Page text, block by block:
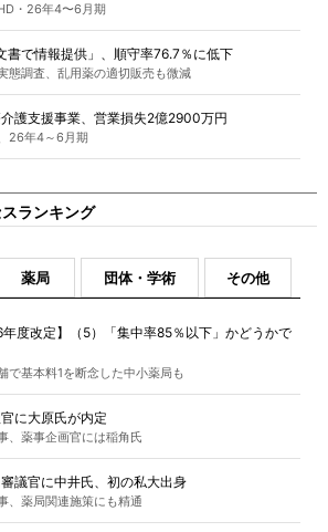
・26年4〜6月期
書で情報提供」、順守率76.7％に低下
態調査、乱用薬の適切販売も微減
護支援事業、営業損失2億2900万円
26年4～6月期
ランキング
薬局 団体・学術 その他
年度改定】（5）「集中率85％以下」かどうかで
で基本料1を断念した中小薬局も
に大原氏が内定
、薬事企画官には稲角氏
議官に中井氏、初の私大出身
、薬局関連施策にも精通